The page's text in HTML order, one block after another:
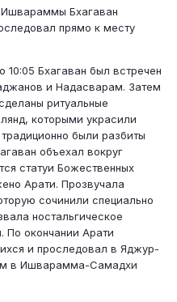
Ишвараммы Бхагаван
прямо к месту
Бхагаван был встречен
и Надасварам. Затем
ритуальные
которыми украсили
были разбиты
объехал вокруг
статуи Божественных
Арати. Прозвучала
сочинили специально
ностальгическое
По окончании Арати
и проследовал в Яджур-
в Ишварамма-Самадхи